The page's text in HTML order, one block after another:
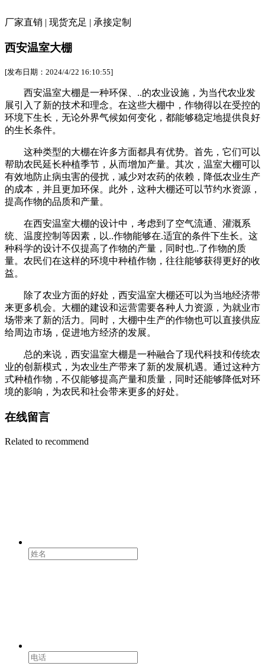
厂家直销 | 现货充足 | 承接定制
西安温室大棚
[发布日期：2024/4/22 16:10:55]
西安温室大棚是一种环保、..的农业设施，为当代农业发
展引入了新的技术和理念。在这些大棚中，作物得以在受控的
环境下生长，无论外界气候如何变化，都能够稳定地提供良好
的生长条件。
这种类型的大棚在许多方面都具有优势。首先，它们可以
帮助农民延长种植季节，从而增加产量。其次，温室大棚可以
有效地防止病虫害的侵扰，减少对农药的依赖，降低农业生产
的成本，并且更加环保。此外，这种大棚还可以节约水资源，
提高作物的品质和产量。
在西安温室大棚的设计中，考虑到了空气流通、灌溉系
统、温度控制等因素，以..作物能够在.适宜的条件下生长。这
种科学的设计不仅提高了作物的产量，同时也..了作物的质
量。农民们在这样的环境中种植作物，往往能够获得更好的收
益。
除了农业方面的好处，西安温室大棚还可以为当地经济带
来更多机会。大棚的建设和运营需要各种人力资源，为就业市
场带来了新的活力。同时，大棚中生产的作物也可以直接供应
给周边市场，促进地方经济的发展。
总的来说，西安温室大棚是一种融合了现代科技和传统农
业的创新模式，为农业生产带来了新的发展机遇。通过这种方
式种植作物，不仅能够提高产量和质量，同时还能够降低对环
境的影响，为农民和社会带来更多的好处。
在线留言
Related to recommend